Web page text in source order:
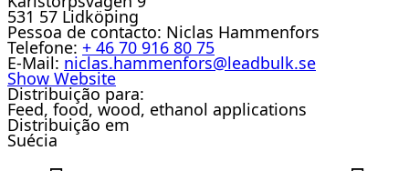
531 57 Lidköping
Pessoa de contacto: Niclas Hammenfors
Telefone: + 46 70 916 80 75
E-Mail: niclas.hammenfors@leadbulk.se
Show Website
Distribuição para:
Feed, food, wood, ethanol applications
Distribuição em
Suécia